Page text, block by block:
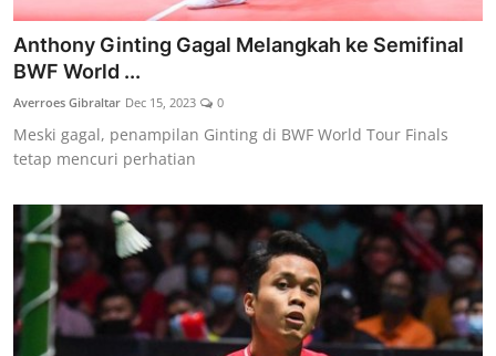
Anthony Ginting Gagal Melangkah ke Semifinal
BWF World ...
Averroes Gibraltar Dec 15, 2023 0
Meski gagal, penampilan Ginting di BWF World Tour Finals
tetap mencuri perhatian